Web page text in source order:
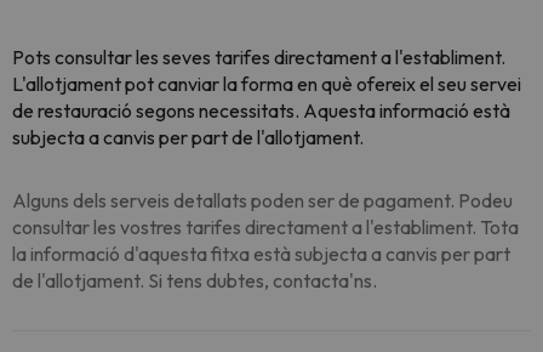
Pots consultar les seves tarifes directament a l'establiment.
L'allotjament pot canviar la forma en què ofereix el seu servei
de restauració segons necessitats. Aquesta informació està
subjecta a canvis per part de l'allotjament.
Alguns dels serveis detallats poden ser de pagament. Podeu
consultar les vostres tarifes directament a l'establiment. Tota
la informació d'aquesta fitxa està subjecta a canvis per part
de l'allotjament. Si tens dubtes, contacta'ns.